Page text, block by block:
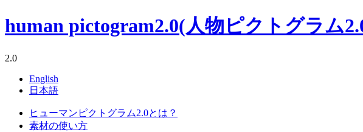
human pictogram2.0(人物ピクトグラム
2.0
English
日本語
ヒューマンピクトグラム2.0とは？
素材の使い方